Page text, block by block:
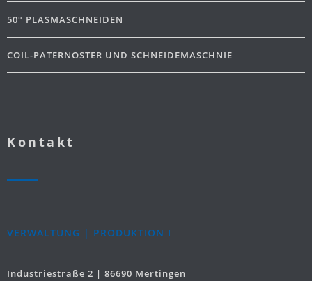
50° PLASMASCHNEIDEN
COIL-PATERNOSTER UND SCHNEIDEMASCHNIE
Kontakt
VERWALTUNG | PRODUKTION I
Industriestraße 2 | 86690 Mertingen